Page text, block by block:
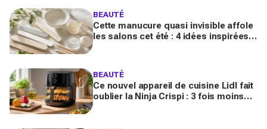
BEAUTÉ
Cette manucure quasi invisible affole
les salons cet été : 4 idées inspirées
BEAUTÉ
Ce nouvel appareil de cuisine Lidl fait
oublier la Ninja Crispi : 3 fois moins